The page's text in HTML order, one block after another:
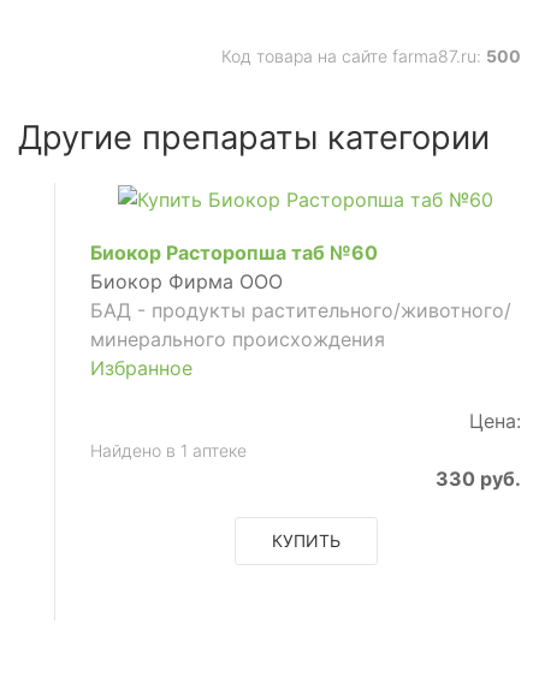
Код товара на сайте farma87.ru: 500
Другие препараты категории
Биокор Расторопша таб №60
Биокор Фирма ООО
БАД - продукты растительного/животного/
минерального происхождения
Избранное
Цена:
Найдено в 1 аптеке
330 руб.
КУПИТЬ